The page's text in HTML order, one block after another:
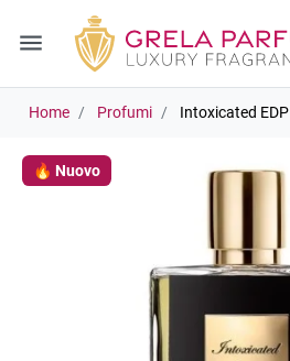
menu
Home Profumi Intoxicated EDP
🔥 Nuovo